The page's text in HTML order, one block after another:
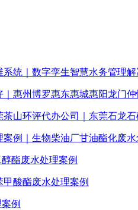
统｜数字孪生智慧水务管理解
惠州博罗惠东惠城惠阳龙门仲
山环评代办公司｜东莞石龙石
例｜生物柴油厂甘油酯化废
酯废水处理案例
酸酯废水处理案例
例